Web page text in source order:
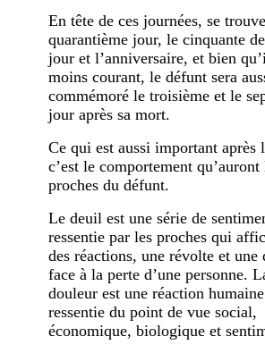
En tête de ces journées, se
quarantième jour, le cinquante
jour et l’anniversaire, et bien
moins courant, le défunt sera
commémoré le troisième et le
jour après sa mort.
Ce qui est aussi important après
c’est le comportement qu’auront
proches du défunt.
Le deuil est une série de
ressentie par les proches qui
des réactions, une révolte et une
face à la perte d’une personne.
douleur est une réaction humaine
ressentie du point de vue social,
économique, biologique et